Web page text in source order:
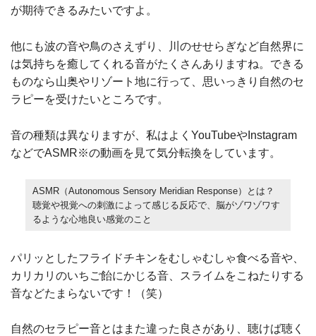
が期待できるみたいですよ。
他にも波の音や鳥のさえずり、川のせせらぎなど自然界に
は気持ちを癒してくれる音がたくさんありますね。できる
ものなら山奥やリゾート地に行って、思いっきり自然のセ
ラピーを受けたいところです。
音の種類は異なりますが、私はよくYouTubeやInstagram
などでASMR※の動画を見て気分転換をしています。
ASMR（Autonomous Sensory Meridian Response）とは？
聴覚や視覚への刺激によって感じる反応で、脳がゾワゾワす
るような心地良い感覚のこと
パリッとしたフライドチキンをむしゃむしゃ食べる音や、
カリカリのいちご飴にかじる音、スライムをこねたりする
音などたまらないです！（笑）
自然のセラピー音とはまた違った良さがあり、聴けば聴く